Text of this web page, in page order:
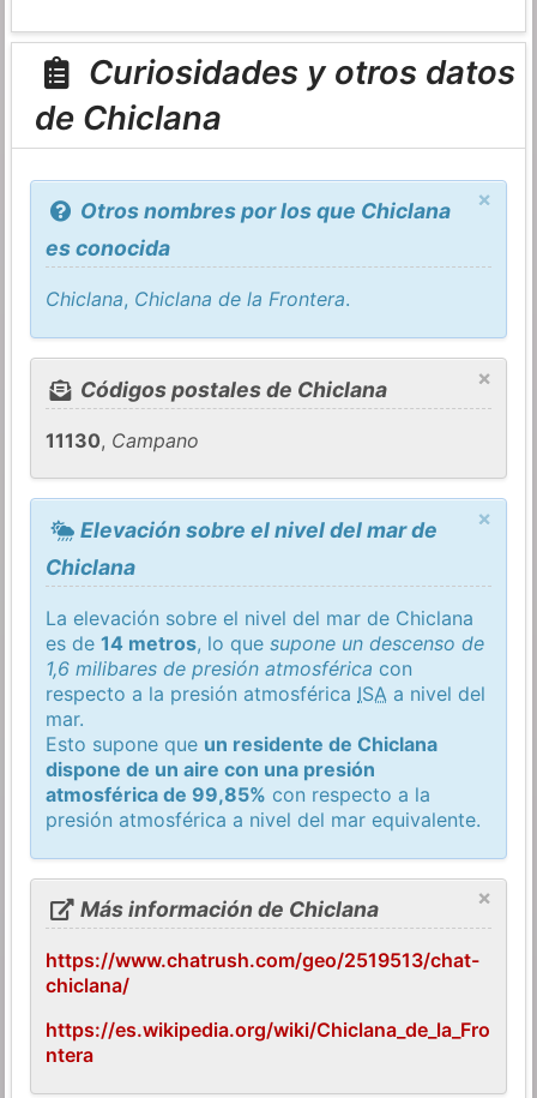
Curiosidades y otros datos
de Chiclana
×
Otros nombres por los que Chiclana
es conocida
Chiclana, Chiclana de la Frontera.
×
Códigos postales de Chiclana
11130, Campano
×
Elevación sobre el nivel del mar de
Chiclana
La elevación sobre el nivel del mar de Chiclana
es de14 metros, lo quesupone un descenso de
1,6 milibares de presión atmosférica con
respecto a la presión atmosférica ISA a nivel del
mar.
Esto supone que un residente de Chiclana
dispone de un aire con una presión
atmosférica de 99,85% con respecto a la
presión atmosférica a nivel del mar equivalente.
×
Más información de Chiclana
https://www.chatrush.com/geo/2519513/chat-
chiclana/
https://es.wikipedia.org/wiki/Chiclana_de_la_Fro
ntera